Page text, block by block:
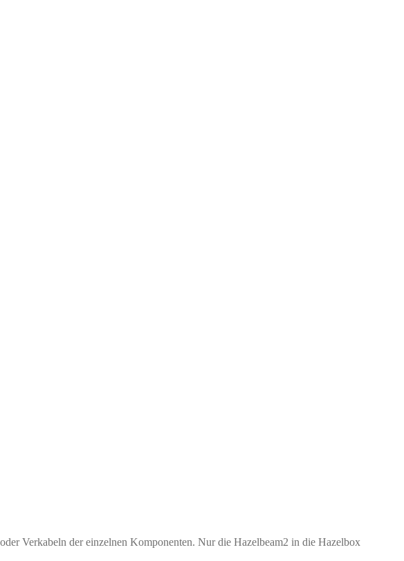
Verkabeln der einzelnen Komponenten. Nur die Hazelbeam2 in die Hazelbox